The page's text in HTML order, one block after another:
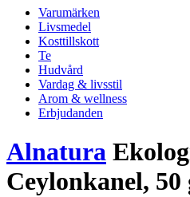
Varumärken
Livsmedel
Kosttillskott
Te
Hudvård
Vardag & livsstil
Arom & wellness
Erbjudanden
Alnatura
Ceylonkanel, 50